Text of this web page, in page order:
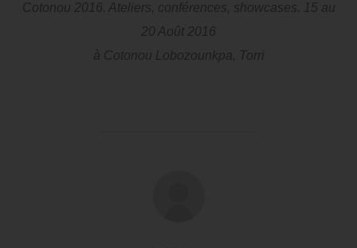
Cotonou 2016. Ateliers, conférences, showcases. 15 au
20 Août 2016
à Cotonou Lobozounkpa, Torri